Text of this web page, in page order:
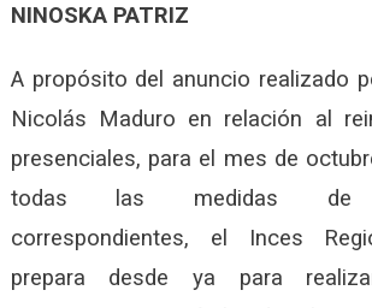
NINOSKA PATRIZ
A propósito del anuncio realizado
Nicolás Maduro en relación al
presenciales, para el mes de
todas las medidas de
correspondientes, el Inces
prepara desde ya para